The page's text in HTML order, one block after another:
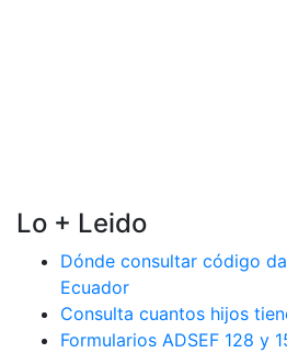
Lo + Leido
Dónde consultar código
Ecuador
Consulta cuantos hijos
Formularios ADSEF 128 y